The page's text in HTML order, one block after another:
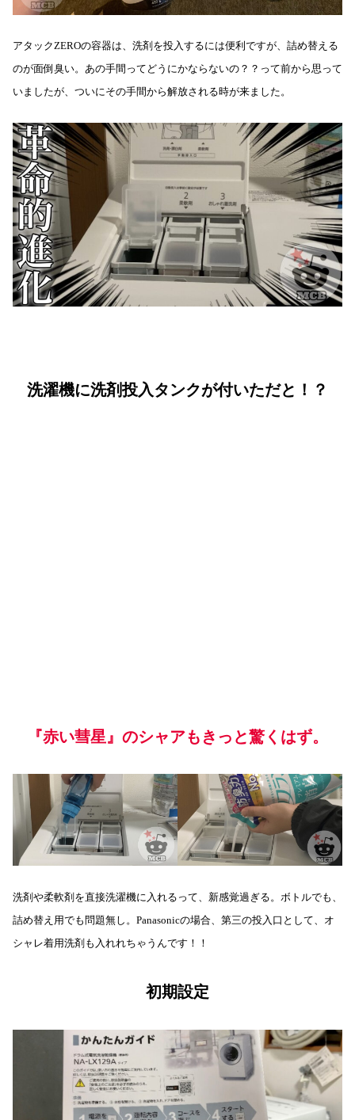
アタックZEROの容器は、洗剤を投入するには便利ですが、詰め替える
のが面倒臭い。あの手間ってどうにかならないの？？って前から思って
いましたが、ついにその手間から解放される時が来ました。
洗濯機に洗剤投入タンクが付いただと！？
『赤い彗星』のシャアもきっと驚くはず。
洗剤や柔軟剤を直接洗濯機に入れるって、新感覚過ぎる。ボトルでも、
詰め替え用でも問題無し。Panasonicの場合、第三の投入口として、オ
シャレ着用洗剤も入れれちゃうんです！！
初期設定